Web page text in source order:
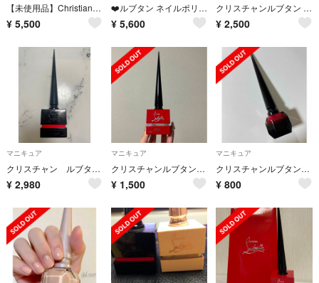
【未使用品】Christian Louboutin クリスチャン ルブタン ルージュルブタン ネイルエナメル 13ml マニキュア アメリカ製
¥ 5,500
❤️ルブタン ネイルポリッシュ👠1つの値段になります。
¥ 5,600
クリスチャンルブタン マニキュア
¥ 2,500
マニキュア
クリスチャン ルブタン ルージュ ネイルエナメル
¥ 2,980
マニキュア
クリスチャンルブタン ネイルカラー
¥ 1,500
マニキュア
クリスチャンルブタン ルージュ ネイルエナメル
¥ 800